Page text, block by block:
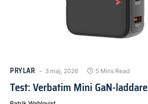
PRYLAR 3 maj, 2026 5 Mins Read
Test: Verbatim Mini GaN-laddare